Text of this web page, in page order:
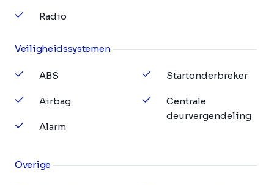
Radio
Veiligheidssystemen
ABS
Airbag
Alarm
Startonderbreker
Centrale
deurvergendeling
Overige